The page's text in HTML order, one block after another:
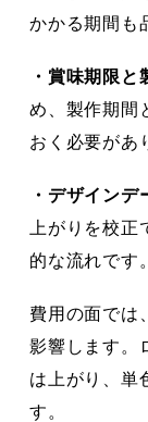
かかる期間も
・賞味期限と
め、製作期間
おく必要があ
・デザインデ
上がりを校
的な流れです。
費用の面では
影響します。
は上がり、単
す。